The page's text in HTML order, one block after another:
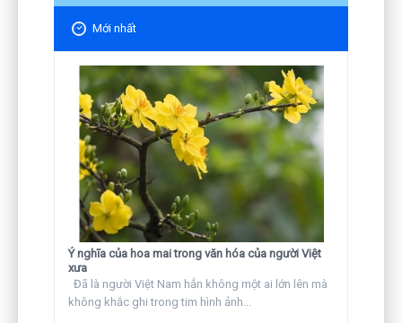
Mới nhất
Ý nghĩa của hoa mai trong văn hóa của người Việt
xưa
Đã là người Việt Nam hẳn không một ai lớn lên mà
không khắc ghi trong tim hình ảnh...